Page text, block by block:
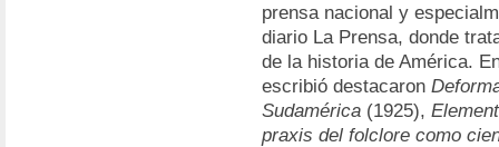
prensa nacional y
diario La Prensa, donde
de la historia de América.
escribió destacaron
Sudamérica (1925),
praxis del folclore como